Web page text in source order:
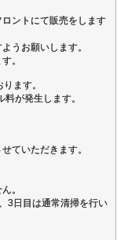
ントにて販売をします
うお願いします。
。
ます。
が発生します。
ていただきます。
。
3日目は通常清掃を行い